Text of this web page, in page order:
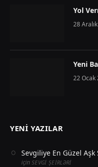
Yol
28
Yeni
22 Ocak
YENI YAZILAR
Sevgiliye En Güzel Aşk
için SEVGI ŞEIRLƏRI